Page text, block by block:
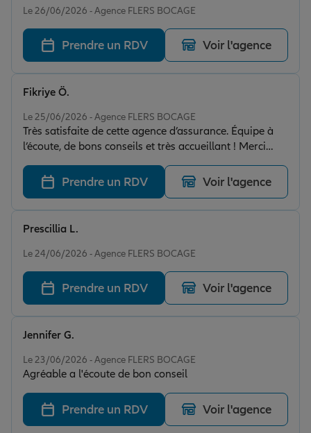
Le 26/06/2026 - Agence FLERS BOCAGE
Prendre un RDV Voir l'agence
Le 25/06/2026 - Agence FLERS BOCAGE
Très satisfaite de cette agence d’assurance. Équipe à
l’écoute, de bons conseils et très accueillant ! Merci
beaucoup à Céline en particulier.
Fikriye Ö.
Prendre un RDV Voir l'agence
Le 24/06/2026 - Agence FLERS BOCAGE
Prescillia L.
Prendre un RDV Voir l'agence
Le 23/06/2026 - Agence FLERS BOCAGE
Agréable a l'écoute de bon conseil
Jennifer G.
Prendre un RDV Voir l'agence